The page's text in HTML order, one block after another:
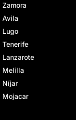
Zamora
Avila
Lugo
Tenerife
Lanzarote
Melilla
Níjar
Mojacar